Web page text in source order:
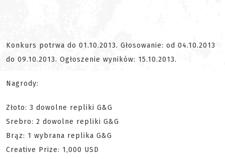
Konkurs potrwa do 01.10.2013. Głosowanie: od 04.10.2013
do 09.10.2013. Ogłoszenie wyników: 15.10.2013.
Nagrody:
Złoto: 3 dowolne repliki G&G
Srebro: 2 dowolne repliki G&G
Brąz: 1 wybrana replika G&G
Creative Prize: 1,000 USD